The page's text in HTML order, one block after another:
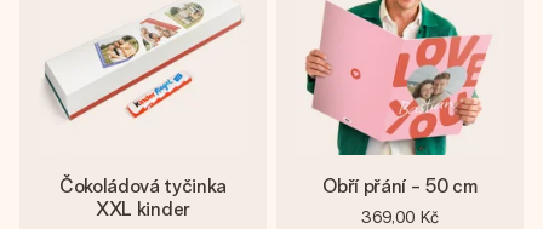
Čokoládová tyčinka
XXL kinder
Obří přání - 50 cm
369,00 Kč